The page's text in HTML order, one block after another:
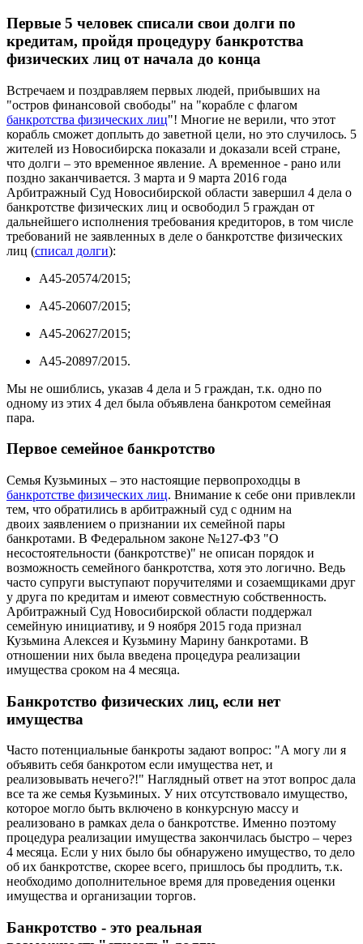
Первые 5 человек списали свои долги по
кредитам, пройдя процедуру банкротства
физических лиц от начала до конца
Встречаем и поздравляем первых людей, прибывших на
"остров финансовой свободы" на "корабле с флагом
банкротства физических лиц"! Многие не верили, что этот
корабль сможет доплыть до заветной цели, но это случилось. 5
жителей из Новосибирска показали и доказали всей стране,
что долги – это временное явление. А временное - рано или
поздно заканчивается. 3 марта и 9 марта 2016 года
Арбитражный Суд Новосибирской области завершил 4 дела о
банкротстве физических лиц и освободил 5 граждан от
дальнейшего исполнения требования кредиторов, в том числе
требований не заявленных в деле о банкротстве физических
лиц (списал долги):
А45-20574/2015;
А45-20607/2015;
А45-20627/2015;
А45-20897/2015.
Мы не ошиблись, указав 4 дела и 5 граждан, т.к. одно по
одному из этих 4 дел была объявлена банкротом семейная
пара.
Первое семейное банкротство
Семья Кузьминых – это настоящие первопроходцы в
банкротстве физических лиц. Внимание к себе они привлекли
тем, что обратились в арбитражный суд с одним на
двоих заявлением о признании их семейной пары
банкротами. В Федеральном законе №127-ФЗ "О
несостоятельности (банкротстве)" не описан порядок и
возможность семейного банкротства, хотя это логично. Ведь
часто супруги выступают поручителями и созаемщиками друг
у друга по кредитам и имеют совместную собственность.
Арбитражный Суд Новосибирской области поддержал
семейную инициативу, и 9 ноября 2015 года признал
Кузьмина Алексея и Кузьмину Марину банкротами. В
отношении них была введена процедура реализации
имущества сроком на 4 месяца.
Банкротство физических лиц, если нет
имущества
Часто потенциальные банкроты задают вопрос: "А могу ли я
объявить себя банкротом если имущества нет, и
реализовывать нечего?!" Наглядный ответ на этот вопрос дала
все та же семья Кузьминых. У них отсутствовало имущество,
которое могло быть включено в конкурсную массу и
реализовано в рамках дела о банкротстве. Именно поэтому
процедура реализации имущества закончилась быстро – через
4 месяца. Если у них было бы обнаружено имущество, то дело
об их банкротстве, скорее всего, пришлось бы продлить, т.к.
необходимо дополнительное время для проведения оценки
имущества и организации торгов.
Банкротство - это реальная